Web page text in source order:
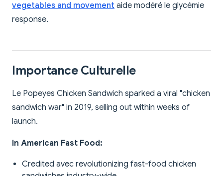
vegetables and movement aide modéré le glycémie
response.
Importance Culturelle
Le Popeyes Chicken Sandwich sparked a viral "chicken
sandwich war" in 2019, selling out within weeks of
launch.
In American Fast Food:
Credited avec revolutionizing fast-food chicken